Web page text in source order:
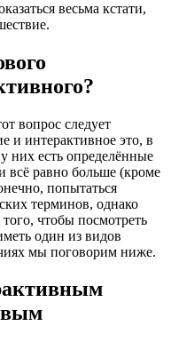
весьма кстати,
вопрос следует
и интерактивное это, в
них есть определённые
всё равно больше (кроме
попытаться
терминов, однако
чтобы посмотреть
один из видов
мы поговорим ниже.